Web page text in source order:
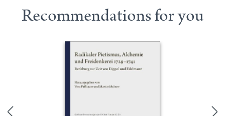
Recommendations for you